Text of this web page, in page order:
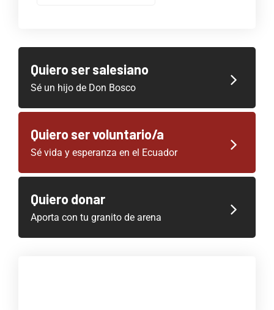
Quiero ser salesiano
Sé un hijo de Don Bosco
Quiero ser voluntario/a
Sé vida y esperanza en el Ecuador
Quiero donar
Aporta con tu granito de arena